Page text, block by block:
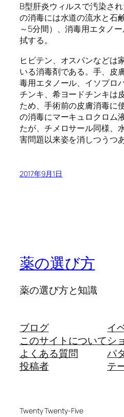
B型肝炎ウィルスで汚染さ
の消毒には水道の流水と石
～5分間）、消毒用エタノ
拭する。
ヒビテン、オスパンなどは
いる消毒剤である。手、皮
毒用エタノール、イソプロ
チンキ、希ヨードチンキは
ため、手術前の皮膚消毒に
の消毒にマーキュロクロム
たが、チメロサール同様、
害問題以来姿を消しつうつあ
2017年9月1日
薬の選び方
薬の選び方と知識
ブログ
このサイトについて
よくある質問
投稿者
イ
シ
パ
テ
Twenty Twenty-Five